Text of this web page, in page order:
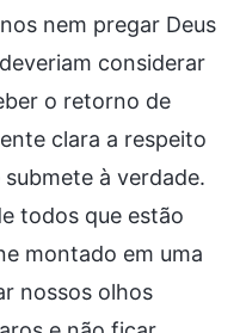
nem pregar Deus
considerar
o retorno de
clara a respeito
à verdade.
todos que estão
montado em uma
nossos olhos